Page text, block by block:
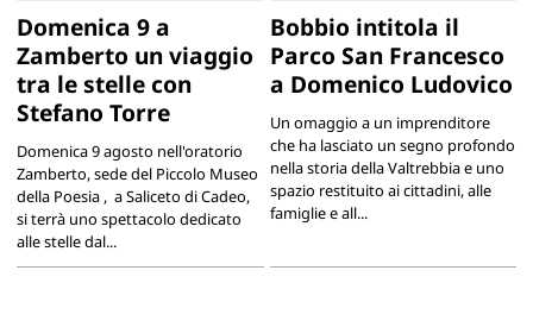
Domenica 9 a
Zamberto un viaggio
tra le stelle con
Stefano Torre
Domenica 9 agosto nell'oratorio
Zamberto, sede del Piccolo Museo
della Poesia , a Saliceto di Cadeo,
si terrà uno spettacolo dedicato
alle stelle dal...
Bobbio intitola il
Parco San Francesco
a Domenico Ludovico
Un omaggio a un imprenditore
che ha lasciato un segno profondo
nella storia della Valtrebbia e uno
spazio restituito ai cittadini, alle
famiglie e all...